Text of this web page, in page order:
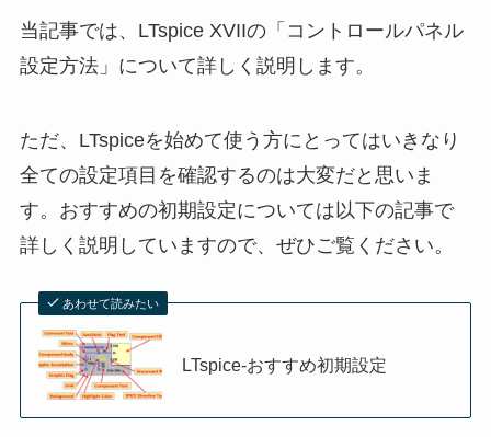
当記事では、LTspice XVIIの「コントロールパネル
設定方法」について詳しく説明します。
ただ、LTspiceを始めて使う方にとってはいきなり
全ての設定項目を確認するのは大変だと思いま
す。おすすめの初期設定については以下の記事で
詳しく説明していますので、ぜひご覧ください。
あわせて読みたい
LTspice-おすすめ初期設定